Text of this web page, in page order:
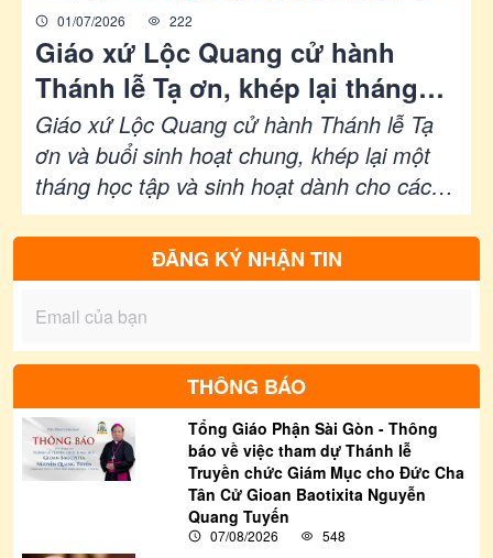
01/07/2026 222
Giáo xứ Lộc Quang cử hành
Thánh lễ Tạ ơn, khép lại tháng
sinh hoạt dành cho các em đồng
bào Khmer
Giáo xứ Lộc Quang cử hành Thánh lễ Tạ
ơn và buổi sinh hoạt chung, khép lại một
tháng học tập và sinh hoạt dành cho các
em đồng bào Khmer.
ĐĂNG KÝ NHẬN TIN
THÔNG BÁO
Tổng Giáo Phận Sài Gòn - Thông
báo về việc tham dự Thánh lễ
Truyền chức Giám Mục cho Đức Cha
Tân Cử Gioan Baotixita Nguyễn
Quang Tuyến
07/08/2026 548